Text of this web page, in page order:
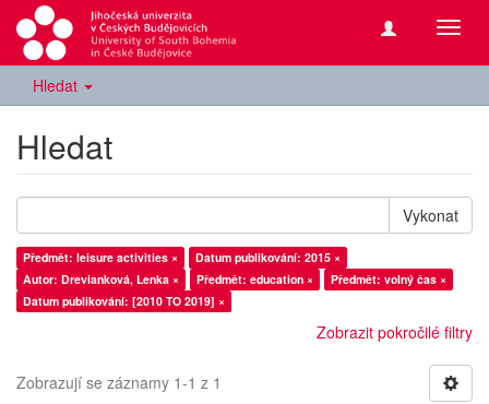
Hledat
Hledat
Vykonat
Předmět: leisure activities ×
Datum publikování: 2015 ×
Autor: Drevianková, Lenka ×
Předmět: education ×
Předmět: volný čas ×
Datum publikování: [2010 TO 2019] ×
Zobrazit pokročilé filtry
Zobrazují se záznamy 1-1 z 1